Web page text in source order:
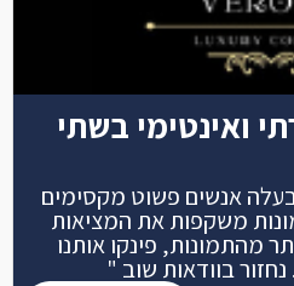
ואינטימי בשתי
אנשים פשוט מקסימים
משקפות את המציאות
מהתמונות, פינקו אותנו
בוודאות שוב "